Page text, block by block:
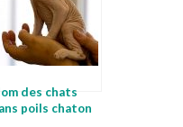
des chats
poils chaton